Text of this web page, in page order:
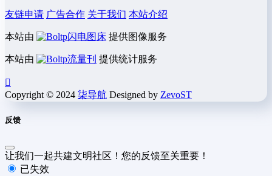
友链申请 广告合作 关于我们 本站介绍
本站由 闪电图床 提供图像服务
本站由 流量刊 提供统计服务
Copyright © 2024 柒导航 Designed by ZevoST
反馈
让我们一起共建文明社区！您的反馈至关重要！
已失效